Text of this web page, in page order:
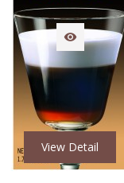

View Detail